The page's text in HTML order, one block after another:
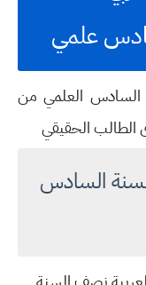
السادس العلمي من
الطالب الحقيقي
السادس